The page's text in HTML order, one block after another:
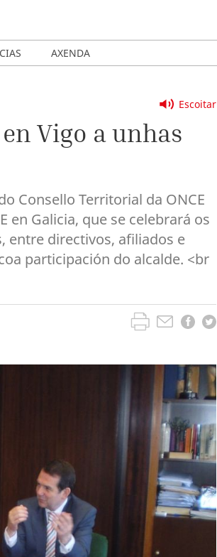
AXENDA
Escoitar
Vigo a unhas
Consello Territorial da ONCE
en Galicia, que se celebrará os
entre directivos, afiliados e
participación do alcalde. <br